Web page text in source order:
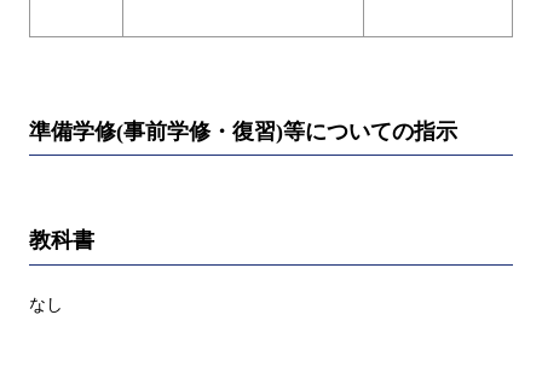
準備学修(事前学修・復習)等についての指示
教科書
なし